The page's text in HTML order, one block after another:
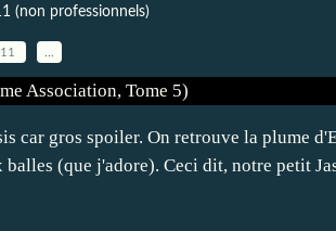
(non professionnels)
car gros spoiler. On retrouve la plume
(que j'adore). Ceci dit, notre petit